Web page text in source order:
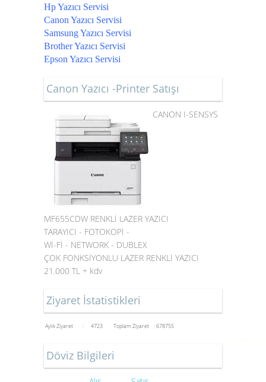
Hp Yazıcı Servisi
Canon Yazıcı Servisi
Samsung Yazıcı Servisi
Brother Yazıcı Servisi
Epson Yazıcı Servisi
Canon Yazıcı -Printer Satışı
CANON I-SENSYS
MF655CDW RENKLİ LAZER YAZICI
TARAYICI - FOTOKOPİ -
Wİ-Fİ - NETWORK - DUBLEX
ÇOK FONKSİYONLU LAZER RENKLİ YAZICI
21.000 TL + kdv
Ziyaret İstatistikleri
Aylık Ziyaret : 4723 Toplam Ziyaret : 678755
Döviz Bilgileri